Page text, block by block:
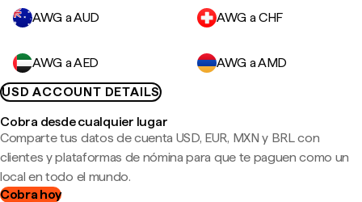
AWG a AUD AWG a CHF
AWG a AED
AWG a AMD
USD ACCOUNT DETAILS
Cobra desde cualquier lugar
Comparte tus datos de cuenta USD, EUR, MXN y BRL con
clientes y plataformas de nómina para que te paguen como un
local en todo el mundo.
Cobra hoy